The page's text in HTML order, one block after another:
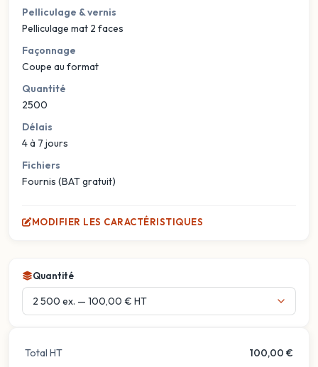
Pelliculage & vernis
Pelliculage mat 2 faces
Façonnage
Coupe au format
Quantité
2500
Délais
4 à 7 jours
Fichiers
Fournis (BAT gratuit)
MODIFIER LES CARACTÉRISTIQUES
Quantité
Total HT
100,00 €